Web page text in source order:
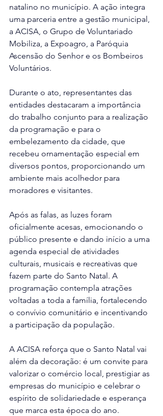
natalino no município. A ação integra
uma parceria entre a gestão municipal,
a ACISA, o Grupo de Voluntariado
Mobiliza, a Expoagro, a Paróquia
Ascensão do Senhor e os Bombeiros
Voluntários.
Durante o ato, representantes das
entidades destacaram a importância
do trabalho conjunto para a realização
da programação e para o
embelezamento da cidade, que
recebeu ornamentação especial em
diversos pontos, proporcionando um
ambiente mais acolhedor para
moradores e visitantes.
Após as falas, as luzes foram
oficialmente acesas, emocionando o
público presente e dando início a uma
agenda especial de atividades
culturais, musicais e recreativas que
fazem parte do Santo Natal. A
programação contempla atrações
voltadas a toda a família, fortalecendo
o convívio comunitário e incentivando
a participação da população.
A ACISA reforça que o Santo Natal vai
além da decoração: é um convite para
valorizar o comércio local, prestigiar as
empresas do município e celebrar o
espírito de solidariedade e esperança
que marca esta época do ano.